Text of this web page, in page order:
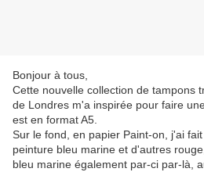
Bonjour à tous,
Cette nouvelle collection de tampons
de Londres m'a inspirée pour faire
est en format A5.
Sur le fond, en papier Paint-on, j'ai
peinture bleu marine et d'autres
bleu marine également par-ci par-là,